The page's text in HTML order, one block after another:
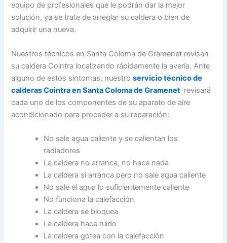
equipo de profesionales que le podrán dar la mejor
solución, ya se trate de arreglar su caldera o bien de
adquirir una nueva.
Nuestros técnicos en Santa Coloma de Gramenet revisan
su caldera Cointra localizando rápidamente la avería. Ante
alguno de estos síntomas, nuestroservicio técnico de
calderas Cointra en Santa Coloma de Gramenet revisará
cada uno de los componentes de su aparato de aire
acondicionado para proceder a su reparación:
No sale agua caliente y se calientan los
radiadores
La caldera no arranca, no hace nada
La caldera si arranca pero no sale agua caliente
No sale el agua lo suficientemente caliente
No funciona la calefacción
La caldera se bloquea
La caldera hace ruido
La caldera gotea con la calefacción